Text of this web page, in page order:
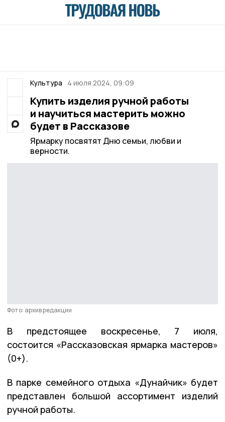
Культура 4 июля 2024, 09:09
Купить изделия ручной работы
и научиться мастерить можно
будет в Рассказове
Ярмарку посвятят Дню семьи, любви и
верности.
Фото: архив редакции
В предстоящее воскресенье, 7 июля,
состоится «Рассказовская ярмарка мастеров»
(0+).
В парке семейного отдыха «Дунайчик» будет
представлен большой ассортимент изделий
ручной работы.